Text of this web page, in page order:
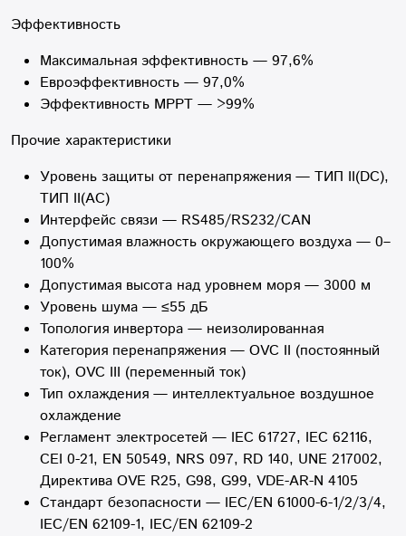
Эффективность
Максимальная эффективность — 97,6%
Евроэффективность — 97,0%
Эффективность MPPT — >99%
Прочие характеристики
Уровень защиты от перенапряжения — ТИП II(DC),
ТИП II(AC)
Интерфейс связи — RS485/RS232/CAN
Допустимая влажность окружающего воздуха — 0–
100%
Допустимая высота над уровнем моря — 3000 м
Уровень шума — ≤55 дБ
Топология инвертора — неизолированная
Категория перенапряжения — OVC II (постоянный
ток), OVC III (переменный ток)
Тип охлаждения — интеллектуальное воздушное
охлаждение
Регламент электросетей — IEC 61727, IEC 62116,
CEI 0-21, EN 50549, NRS 097, RD 140, UNE 217002,
Директива OVE R25, G98, G99, VDE-AR-N 4105
Стандарт безопасности — IEC/EN 61000-6-1/2/3/4,
IEC/EN 62109-1, IEC/EN 62109-2